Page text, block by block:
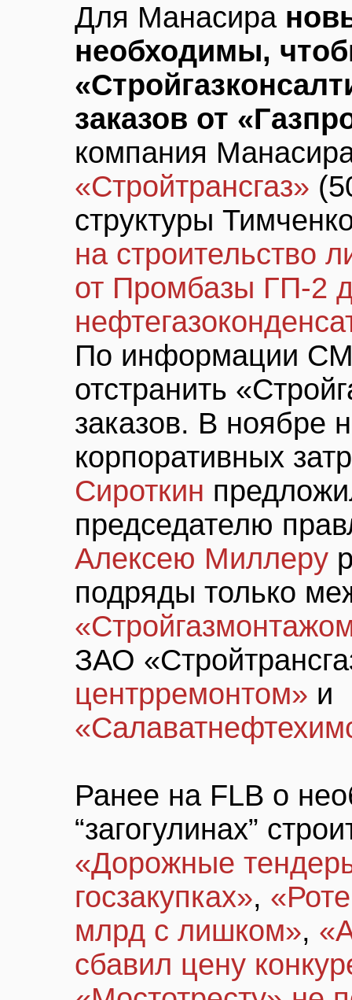
Для Манасира
необходимы,
заказов от
компания
«Стройтрансгаз»
структуры
на строительство
от Промбазы ГП-2
По информации
отстранить
заказов. В ноябре
корпоративных
Сироткин
председателю
Алексею Миллеру
подряды только
ЗАО
центрремонтом» и
Ранее на FLB о
“загогулинах”
«Дорожные
госзакупках»,
млрд с лишком»,
сбавил цену